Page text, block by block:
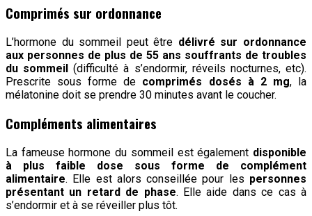
Comprimés sur ordonnance
L’hormone du sommeil peut être délivré sur ordonnance
aux personnes de plus de 55 ans souffrants de troubles
du sommeil (difficulté à s’endormir, réveils nocturnes, etc).
Prescrite sous forme de comprimés dosés à 2 mg, la
mélatonine doit se prendre 30 minutes avant le coucher.
Compléments alimentaires
La fameuse hormone du sommeil est également disponible
à plus faible dose sous forme de complément
alimentaire. Elle est alors conseillée pour les personnes
présentant un retard de phase. Elle aide dans ce cas à
s’endormir et à se réveiller plus tôt.